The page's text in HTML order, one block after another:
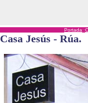
Portada::
Casa Jesús - Rúa.